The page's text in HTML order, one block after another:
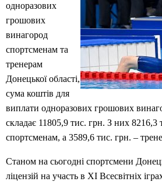
одноразових
грошових
винагород
спортсменам та
тренерам
Донецької області,
сума коштів для
виплати одноразових грошових
складає 11805,9 тис. грн. З них 8216,3
спортсменам, а 3589,6 тис. грн. –
Станом на сьогодні спортсмени
ліцензій на участь в XI Всесвітніх